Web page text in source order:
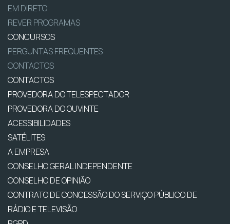
EM DIRETO
REVER PROGRAMAS
CONCURSOS
PERGUNTAS FREQUENTES
CONTACTOS
CONTACTOS
PROVEDORA DO TELESPECTADOR
PROVEDORA DO OUVINTE
ACESSIBILIDADES
SATÉLITES
A EMPRESA
CONSELHO GERAL INDEPENDENTE
CONSELHO DE OPINIÃO
CONTRATO DE CONCESSÃO DO SERVIÇO PÚBLICO DE
RÁDIO E TELEVISÃO